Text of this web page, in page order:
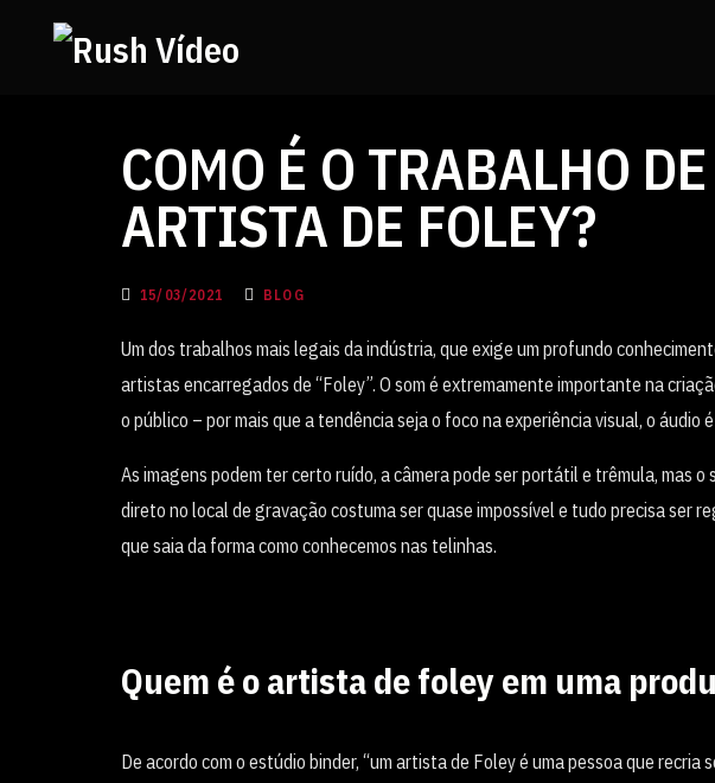
COMO É O TRABALHO
ARTISTA DE FOLEY?
15/03/2021 BLOG
Um dos trabalhos mais legais da indústria, que exige um profundo
artistas encarregados de “Foley”. O som é extremamente importante na
o público – por mais que a tendência seja o foco na experiência visual, o áudio
As imagens podem ter certo ruído, a câmera pode ser portátil e trêmula, mas
direto no local de gravação costuma ser quase impossível e tudo precisa ser
que saia da forma como conhecemos nas telinhas.
Quem é o artista de foley em uma
De acordo com o estúdio binder, “um artista de Foley é uma pessoa que recria